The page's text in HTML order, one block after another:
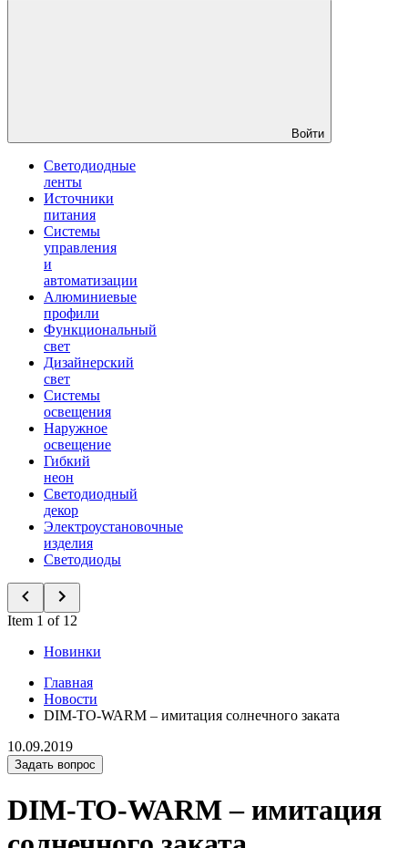
Войти
Светодиодные
ленты
Источники
питания
Системы
управления
и
автоматизации
Алюминиевые
профили
Функциональный
свет
Дизайнерский
свет
Системы
освещения
Наружное
освещение
Гибкий
неон
Светодиодный
декор
Электроустановочные
изделия
Светодиоды
Item 1 of 12
Новинки
Главная
Новости
DIM-TO-WARM – имитация солнечного заката
10.09.2019
Задать вопрос
DIM-TO-WARM – имитация